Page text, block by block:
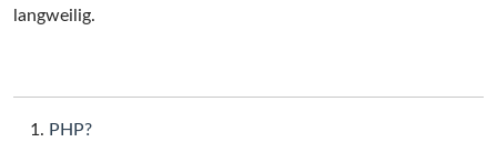
langweilig.
PHP?